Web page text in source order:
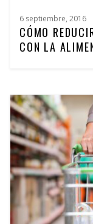
6 septiembre, 2016
CÓMO
CON LA